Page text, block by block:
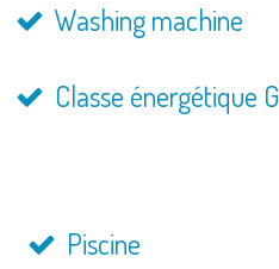
Washing machine
Classe énergétique G
Piscine